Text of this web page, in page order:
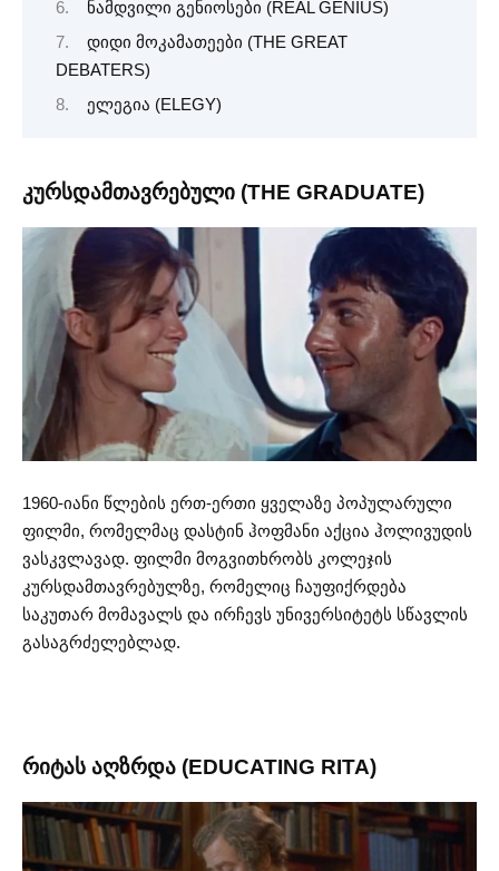
ნამდვილი გენიოსები (REAL GENIUS)
დიდი მოკამათეები (THE GREAT
DEBATERS)
ელეგია (ELEGY)
კურსდამთავრებული (THE GRADUATE)
1960-იანი წლების ერთ-ერთი ყველაზე პოპულარული
ფილმი, რომელმაც დასტინ ჰოფმანი აქცია ჰოლივუდის
ვასკვლავად. ფილმი მოგვითხრობს კოლეჯის
კურსდამთავრებულზე, რომელიც ჩაუფიქრდება
საკუთარ მომავალს და ირჩევს უნივერსიტეტს სწავლის
გასაგრძელებლად.
რიტას აღზრდა (EDUCATING RITA)